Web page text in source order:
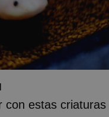
con estas criaturas